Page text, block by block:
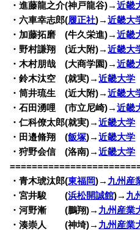
・進藤龍之介(神戸龍谷)→近畿
・六車幸志郎(履正社)→近畿大
・加藤拓磨 (牛久栄進)→近畿
・野村謙翔 (近大附)→近畿大
・木村朋哉 (大商学園)→近畿
・鈴木汰空 (就実)→近畿大学
・筒井琉生 (近大附)→近畿大
・石田湧哩 (市立尼崎)→近畿
・仁科僚太郎(就実)→近畿大学
・田邉脩翔 (飯塚)→近畿大学
・狩野会信 (洛南)→近畿大学
・青木琥汰郎(東福岡)→ 九州産
・宮井駿 (浜松開誠館)→ 九
・河野漸 (鵬翔)→ 九州産業
・湊崇人 (神埼)→ 九州産業